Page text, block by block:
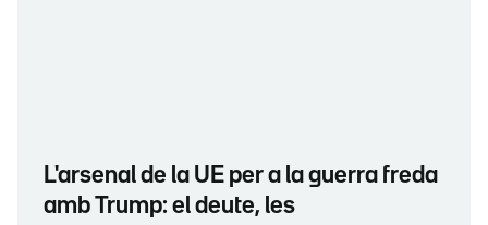
L'arsenal de la UE per a la guerra freda
amb Trump: el deute, les